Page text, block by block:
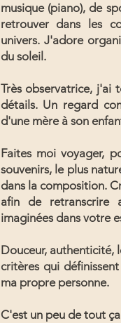
musique (piano), de
retrouver dans les
univers. J'adore
du soleil.
Très observatrice, j'ai
détails. Un regard
d'une mère à son
​Faites moi voyager,
souvenirs, le plus
dans la composition.
afin de retranscrire
imaginées dans votre
​Douceur, authenticité,
critères qui
ma propre personne.
C'est un peu de tout